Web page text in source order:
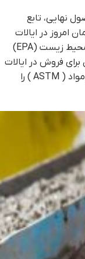
نهایی، تابع
امروز در ایالات
متحده، تولید سیمان توسط آژانس حفاظت از محیط زیست (EPA)
فروش در ایالات
متحده باید الزامات انجمن آمریکایی آزمایش و مواد ( ASTM ) را